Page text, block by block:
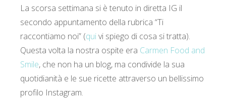
La scorsa settimana si è tenuto in diretta IG il
secondo appuntamento della rubrica “Ti
raccontiamo noi” (quivi spiego di cosa si tratta).
Questa volta la nostra ospite era Carmen Food and
Smile, che non ha un blog, ma condivide la sua
quotidianità e le sue ricette attraverso un bellissimo
profilo Instagram.